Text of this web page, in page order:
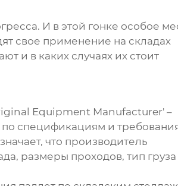
И в этой гонке особое
свое применение на складах
и в каких случаях их стоит
Equipment Manufacturer' –
по спецификациям и
что производитель
размеры проходов, тип груза